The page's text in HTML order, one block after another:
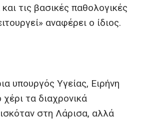
τις βασικές παθολογικές
αναφέρει ο ίδιος.
υπουργός Υγείας, Ειρήνη
τα διαχρονικά
στη Λάρισα, αλλά